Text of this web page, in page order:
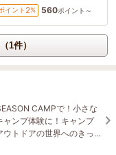
イント 2% 560ポイント～
1件）
CAMPで！小さな
ャンプ体験に！キャンプ
トドアの世界へのきっ
ナやプライベートシア